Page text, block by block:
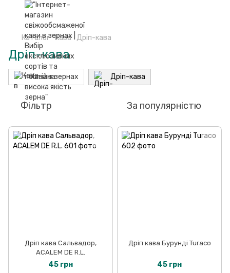
Каталог Кава Дріп-кава
Дріп-кава
Кава в зернах Дріп-кава
Фільтр За популярністю
Дріп кава Сальвадор,
ACALEM DE R.L.
45 грн
Дріп кава Бурунді Turaco
45 грн